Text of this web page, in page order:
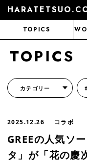
TOPICS
TOPICS
カテゴリー
2025.12.26 コラボ
GREEの人気ソ
タ」が「花の慶